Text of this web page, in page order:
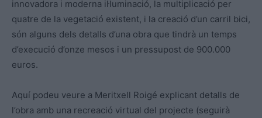
innovadora i moderna il·luminació, la multiplicació per
quatre de la vegetació existent, i la creació d’un carril bici,
són alguns dels detalls d’una obra que tindrà un temps
d’execució d’onze mesos i un pressupost de 900.000
euros.
Aquí podeu veure a Meritxell Roigé explicant detalls de
l’obra amb una recreació virtual del projecte (seguirà